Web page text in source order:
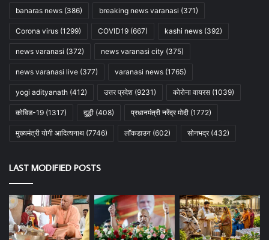
banaras news (386) breaking news varanasi (371)
Corona virus (1299) COVID19 (667) kashi news (392)
news varanasi (372) news varanasi city (375)
news varanasi live (377) varanasi news (1765)
yogi adityanath (412) उत्तर प्रदेश (9231) कोरोना वायरस (1039)
कोविड-19 (1317) दुद्धी (408) प्रधानमंत्री नरेंद्र मोदी (1772)
मुख्यमंत्री योगी आदित्यनाथ (7746) लॉकडाउन (602) सोनभद्र(432)
LAST MODIFIED POSTS